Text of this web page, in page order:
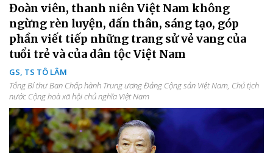
Đoàn viên, thanh niên Việt Nam không
ngừng rèn luyện, dấn thân, sáng tạo, góp
phần viết tiếp những trang sử vẻ vang của
tuổi trẻ và của dân tộc Việt Nam
GS, TS TÔ LÂM
Tổng Bí thư Ban Chấp hành Trung ương Đảng Cộng sản Việt Nam, Chủ tịch
nước Cộng hoà xã hội chủ nghĩa Việt Nam